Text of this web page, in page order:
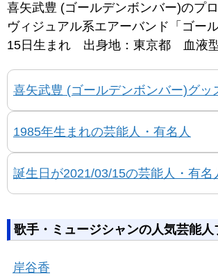
喜矢武豊 (ゴールデンボンバー)のプ
ヴィジュアル系エアーバンド「ゴー
15日生まれ 出身地：東京都 血液
喜矢武豊 (ゴールデンボンバー)グッ
1985年生まれの芸能人・有名人
誕生日が2021/03/15の芸能人・有名
歌手・ミュージシャンの人気芸能人
岸谷香